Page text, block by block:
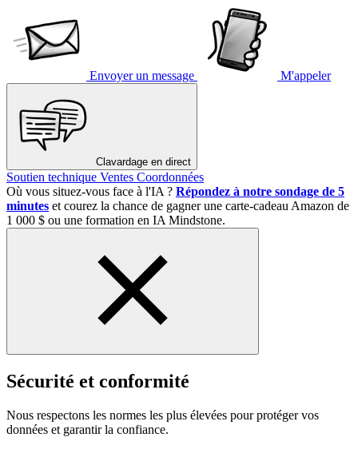
Envoyer un message M'appeler
Clavardage en direct
Soutien technique Ventes Coordonnées
Où vous situez-vous face à l'IA ? Répondez à notre sondage de 5
minutes et courez la chance de gagner une carte-cadeau Amazon de
1 000 $ ou une formation en IA Mindstone.
Sécurité et conformité
Nous respectons les normes les plus élevées pour protéger vos
données et garantir la confiance.